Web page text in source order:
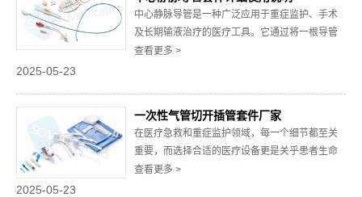
疗器...
中心静脉导管是一种广泛应用于重症监护、手术
及长期输液治疗的医疗工具。它通过将一根导管
插入大静脉，帮助医护人员快速、安全地进行药
说明，帮助医护人员更好地掌握其操作要点。
一、中心静...
查看更多 >
2025-05-23
一次性气管切开插管套件厂家
在医疗急救和重症监护领域，每一个细节都至关
重要，而选择合适的医疗设备更是关乎患者生命
安全的关键环节。一次性气管切开插管套件作为
查看更多 >
2025-05-23